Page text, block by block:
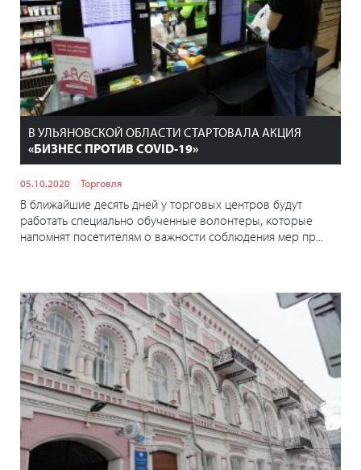
В УЛЬЯНОВСКОЙ ОБЛАСТИ СТАРТОВАЛА АКЦИЯ
«БИЗНЕС ПРОТИВ COVID-19»
05.10.2020 Торговля
В ближайшие десять дней у торговых центров будут
работать специально обученные волонтеры, которые
напомнят посетителям о важности соблюдения мер пр...